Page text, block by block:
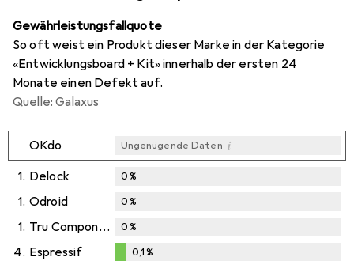
Gewährleistungsfallquote
So oft weist ein Produkt dieser Marke in der Kategorie
«Entwicklungsboard + Kit» innerhalb der ersten 24
Monate einen Defekt auf.
Quelle: Galaxus
OKdo Ungenügende Daten i
1. Delock 0%
1. Odroid 0%
1. Tru Components 0%
4. Espressif 0,1%